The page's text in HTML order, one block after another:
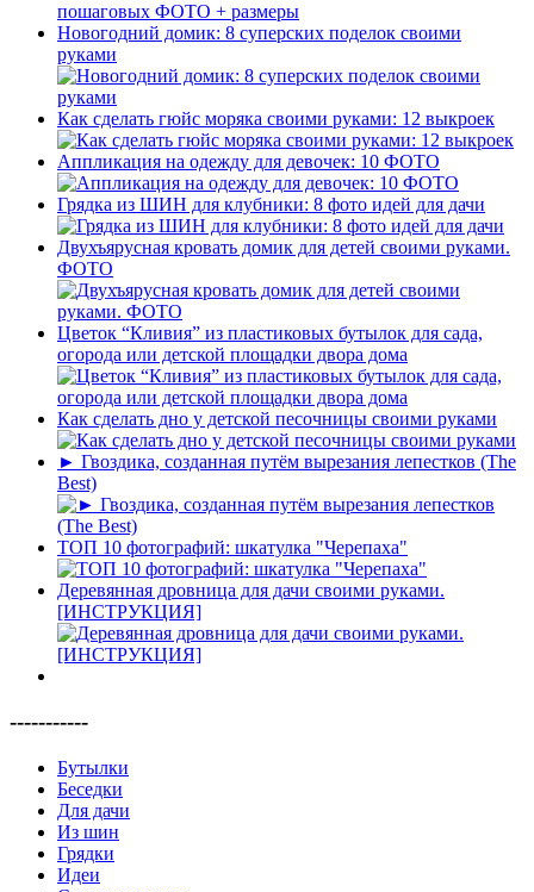
Новогодний домик: 8 суперских поделок своими
руками
Как сделать гюйс моряка своими руками: 12 выкроек
Аппликация на одежду для девочек: 10 ФОТО
Грядка из ШИН для клубники: 8 фото идей для дачи
Двухъярусная кровать домик для детей своими руками.
ФОТО
Цветок “Кливия” из пластиковых бутылок для сада,
огорода или детской площадки двора дома
Как сделать дно у детской песочницы своими руками
► Гвоздика, созданная путём вырезания лепестков (The
Best)
ТОП 10 фотографий: шкатулка "Черепаха"
Деревянная дровница для дачи своими руками.
[ИНСТРУКЦИЯ]
-----------
Бутылки
Беседки
Для дачи
Из шин
Грядки
Идеи